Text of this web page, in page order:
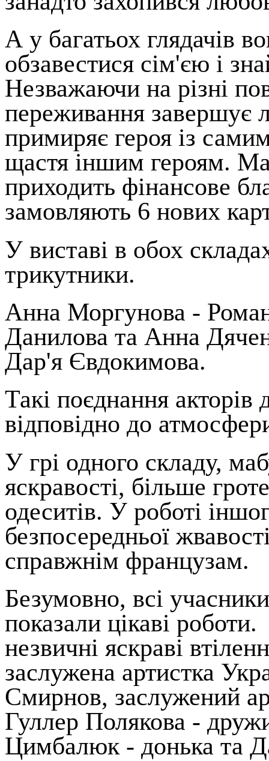
А у багатьох глядачів
обзавестися сім'єю і
Незважаючи на різні
переживання завершує
примиряє героя із
щастя іншим героям.
приходить фінансове
замовляють 6 нових
У виставі в обох
трикутники.
Анна Моргунова -
Данилова та Анна
Дар'я Євдокимова.
Такі поєднання
відповідно до
У грі одного складу,
яскравості, більше
одеситів. У роботі
безпосередньої
справжнім французам.
Безумовно, всі
показали цікаві
незвичні яскраві
заслужена артистка
Смирнов, заслужений
Гуллер Полякова -
Цимбалюк - донька та